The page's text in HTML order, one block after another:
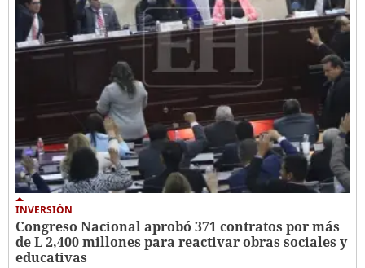
INVERSIÓN
Congreso Nacional aprobó 371 contratos por más
de L 2,400 millones para reactivar obras sociales y
educativas